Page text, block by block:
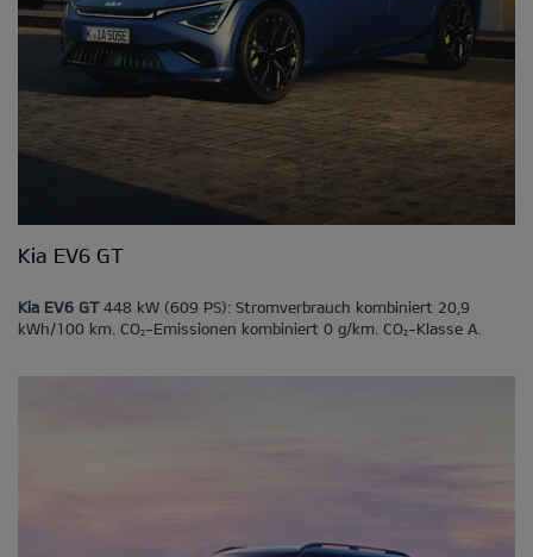
Kia EV6 GT
Kia EV6 GT448 kW (609 PS): Stromverbrauch kombiniert 20,9
kWh/100 km. CO2-Emissionen kombiniert 0 g/km. CO2-Klasse A.